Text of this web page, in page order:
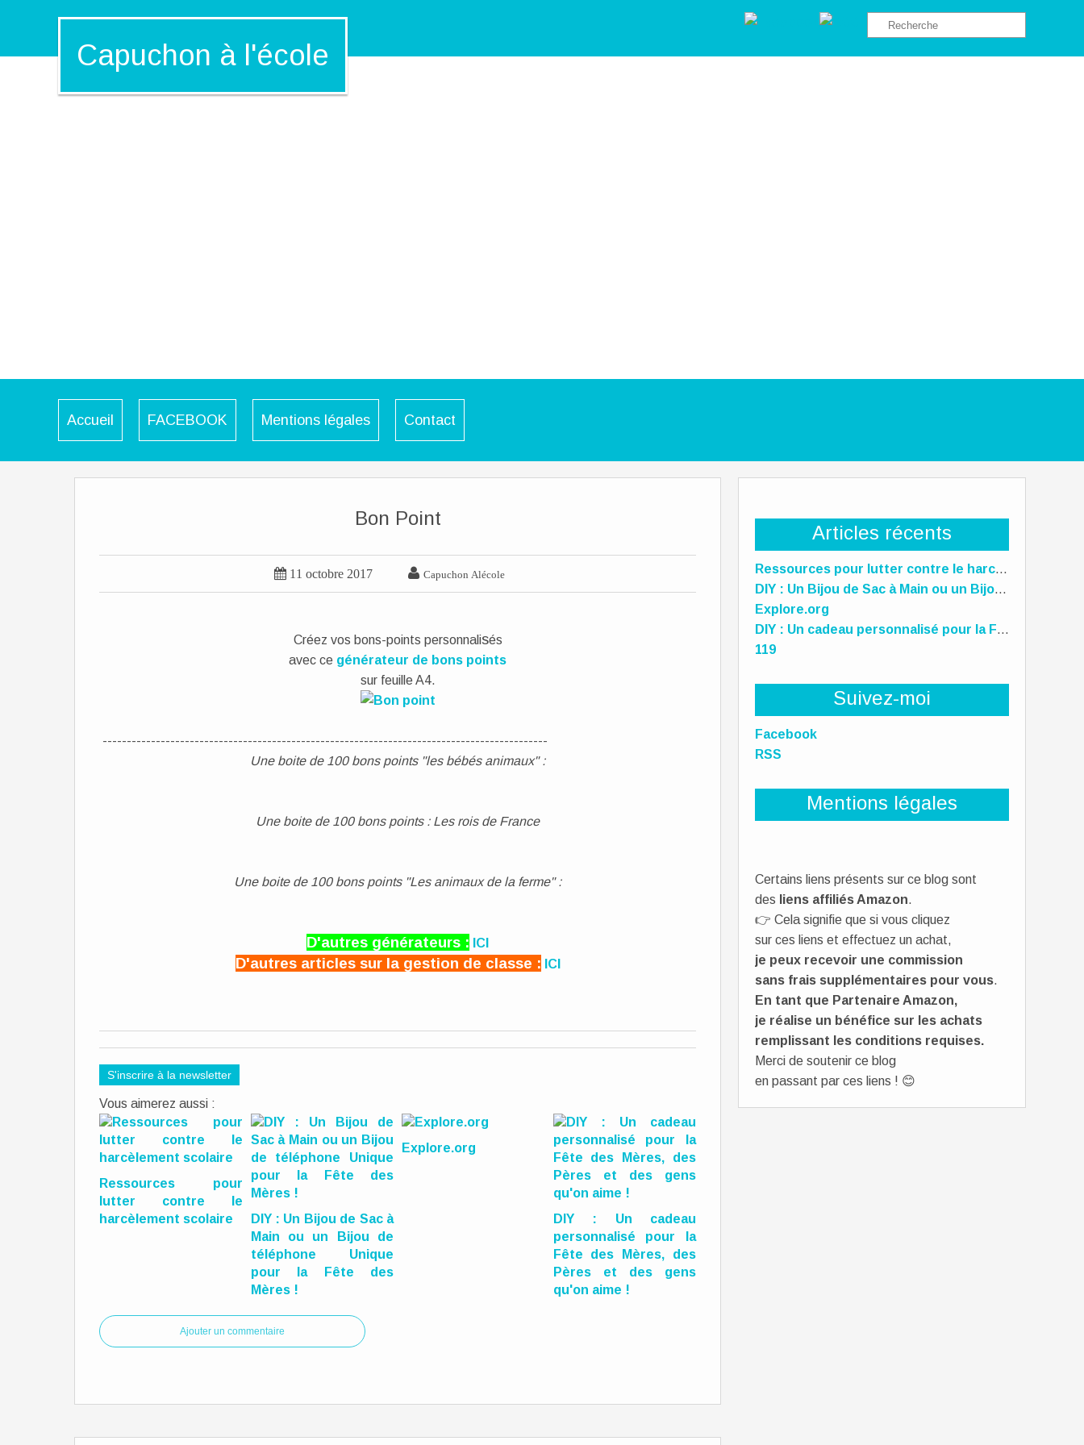
Capuchon à l'école
Accueil FACEBOOK Mentions légales Contact
Articles récents
Ressources pour lutter contre le harcèlement scolaire
DIY : Un Bijou de Sac à Main ou un Bijou de téléphone Unique pour la Fête des Mères !
Explore.org
DIY : Un cadeau personnalisé pour la Fête des Mères, des Pères et des gens qu'on aime !
119
Suivez-moi
Facebook
RSS
Mentions légales
Certains liens présents sur ce blog sont
des liens affiliés Amazon.
👉 Cela signifie que si vous cliquez
sur ces liens et effectuez un achat,
je peux recevoir une commission
sans frais supplémentaires pour vous.
En tant que Partenaire Amazon,
je réalise un bénéfice sur les achats
remplissant les conditions requises.
Merci de soutenir ce blog
en passant par ces liens ! 😊
Bon Point
 11 octobre 2017  Capuchon Alécole
Créez vos bons-points personnalisés
avec ce générateur de bons points
sur feuille A4.
--------------------------------------------------------------------------------------------
Une boite de 100 bons points "les bébés animaux" :
Une boite de 100 bons points : Les rois de France
Une boite de 100 bons points "Les animaux de la ferme" :
D'autres générateurs : ICI
D'autres articles sur la gestion de classe : ICI
S'inscrire à la newsletter
Vous aimerez aussi :
Ressources pour
lutter contre le
harcèlement scolaire
DIY : Un Bijou de Sac à
Main ou un Bijou de
téléphone Unique
pour la Fête des
Mères !
Explore.org
DIY : Un cadeau
personnalisé pour la
Fête des Mères, des
Pères et des gens
qu'on aime !
Ajouter un commentaire